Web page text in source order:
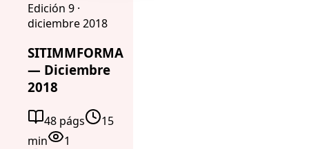
Edición 9 ·
diciembre 2018
SITIMMFORMA
— Diciembre
2018
48 págs
15
min
1